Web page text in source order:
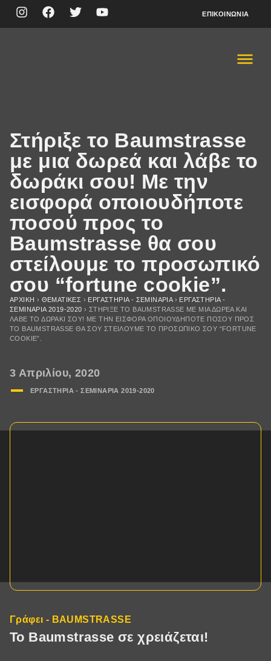
ΕΠΙΚΟΙΝΩΝΊΑ
Στήριξε το Baumstrasse
με μια δωρεά και λάβε το
δωράκι σου! Με την
εισφορά οποιουδήποτε
ποσού προς το
Baumstrasse θα σου
στείλουμε το προσωπικό
σου “fortune cookie”.
ΑΡΧΙΚΉ › ΘΕΜΑΤΙΚΈΣ › ΕΡΓΑΣΤΗΡΙΑ - ΣΕΜΙΝΑΡΙΑ› ΕΡΓΑΣΤΗΡΙΑ -
ΣΕΜΙΝΑΡΙA 2019-2020 › ΣΤΉΡΙΞΕ ΤΟ BAUMSTRASSE ΜΕ ΜΙΑ ΔΩΡΕΆ ΚΑΙ
ΛΆΒΕ ΤΟ ΔΩΡΆΚΙ ΣΟΥ! ΜΕ ΤΗΝ ΕΙΣΦΟΡΆ ΟΠΟΙΟΥΔΉΠΟΤΕ ΠΟΣΟΎ ΠΡΟΣ
ΤΟ BAUMSTRASSE ΘΑ ΣΟΥ ΣΤΕΊΛΟΥΜΕ ΤΟ ΠΡΟΣΩΠΙΚΌ ΣΟΥ “FORTUNE
COOKIE”.
3 Απριλίου, 2020
ΕΡΓΑΣΤΗΡΙΑ - ΣΕΜΙΝΑΡΙA 2019-2020
Γράφει - BAUMSTRASSE
Το Baumstrasse σε χρειάζεται!